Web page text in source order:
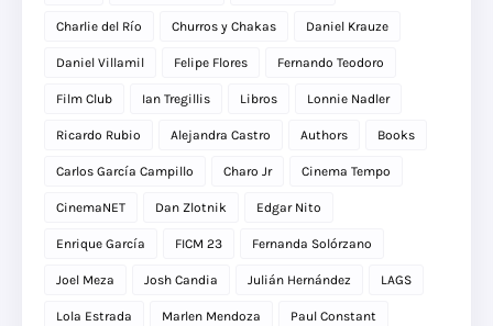
Charlie del Río Churros y Chakas Daniel Krauze
Daniel Villamil Felipe Flores Fernando Teodoro
Film Club Ian Tregillis Libros Lonnie Nadler
Ricardo Rubio Alejandra Castro Authors Books
Carlos García Campillo Charo Jr Cinema Tempo
CinemaNET Dan Zlotnik Edgar Nito
Enrique García FICM 23 Fernanda Solórzano
Joel Meza Josh Candia Julián Hernández LAGS
Lola Estrada Marlen Mendoza Paul Constant